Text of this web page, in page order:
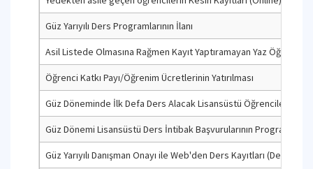
Güz Yarıyılı Ders Programlarının İlanı
Asil Listede Olmasına Rağmen Kayıt Yaptıramayan Yaz Öğretimi
Öğrenci Katkı Payı/Öğrenim Ücretlerinin Yatırılması
Güz Döneminde İlk Defa Ders Alacak Lisansüstü Öğrencilerin
Güz Dönemi Lisansüstü Ders İntibak Başvurularının Program
Güz Yarıyılı Danışman Onayı ile Web'den Ders Kayıtları (Ders-